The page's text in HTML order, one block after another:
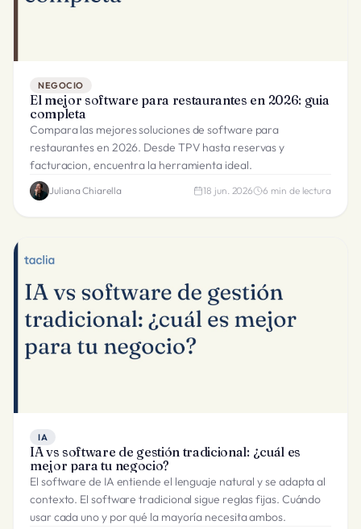
NEGOCIO
El mejor software para restaurantes en 2026: guia
completa
Compara las mejores soluciones de software para
restaurantes en 2026. Desde TPV hasta reservas y
facturacion, encuentra la herramienta ideal.
Juliana Chiarella 18 jun. 2026 6 min de lectura
IA
IA vs software de gestión tradicional: ¿cuál es
mejor para tu negocio?
El software de IA entiende el lenguaje natural y se adapta al
contexto. El software tradicional sigue reglas fijas. Cuándo
usar cada uno y por qué la mayoría necesita ambos.